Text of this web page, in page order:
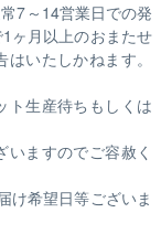
7～14営業日での発
ヶ月以上のおまたせ
いたしかねます。
ト生産待ちもしくは
ますのでご容赦く
け希望日等ございま